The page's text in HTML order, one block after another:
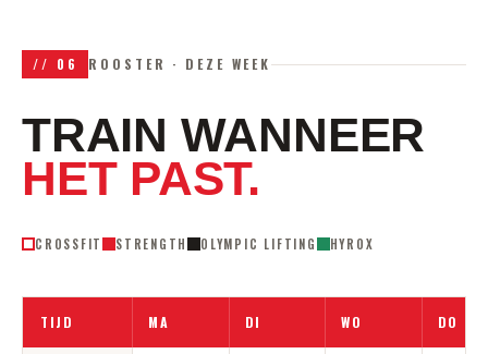
// 06 ROOSTER · DEZE WEEK
TRAIN WANNEER
HET PAST.
CROSSFIT STRENGTH OLYMPIC LIFTING HYROX
TIJD MA DI WO DO